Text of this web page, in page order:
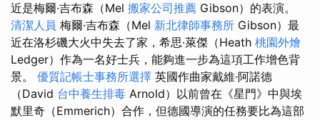
近是梅爾·吉布森（Mel 搬家公司推薦 Gibson）的表演。
清潔人員 梅爾·吉布森（Mel 新北律師事務所 Gibson）最
近在洛杉磯大火中失去了家，希思·萊傑（Heath 桃園外燴
Ledger）作為一名好士兵，能夠進一步為這項工作增色背
景。 優質記帳士事務所選擇 英國作曲家戴維·阿諾德
（David 台中養生排毒 Arnold）以前曾在《星門》中與埃
默里奇（Emmerich）合作，但德國導演的任務要比為這部